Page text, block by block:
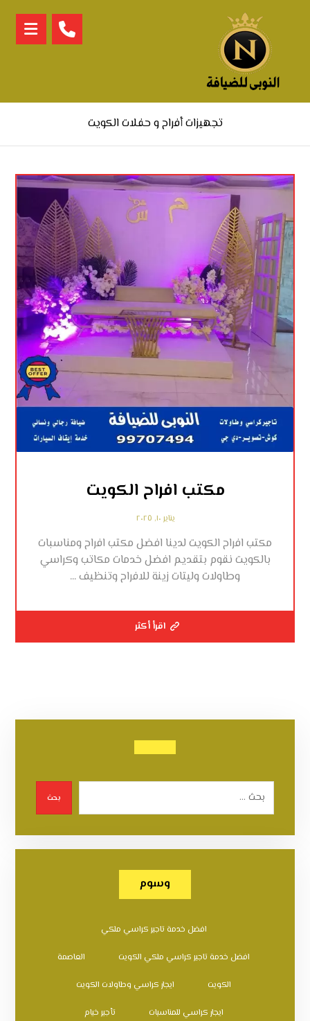
تجهيزات أفراح و حفلات الكويت
مكتب افراح الكويت
يناير ١٠, ٢٠٢٥
مكتب افراح الكويت لدينا افضل مكتب افراح ومناسبات
بالكويت نقوم بتقديم افضل خدمات مكاتب وكراسي
وطاولات وليتات زينة للافراح وتنظيف ...
اقرأ أكثر
بحث
وسوم
افضل خدمة تاجير كراسي ملكي
افضل خدمة تاجير كراسي ملكي الكويت العاصمة
الكويت ايجار كراسي وطاولات الكويت
ايجار كراسي للمناسبات تأجير خيام